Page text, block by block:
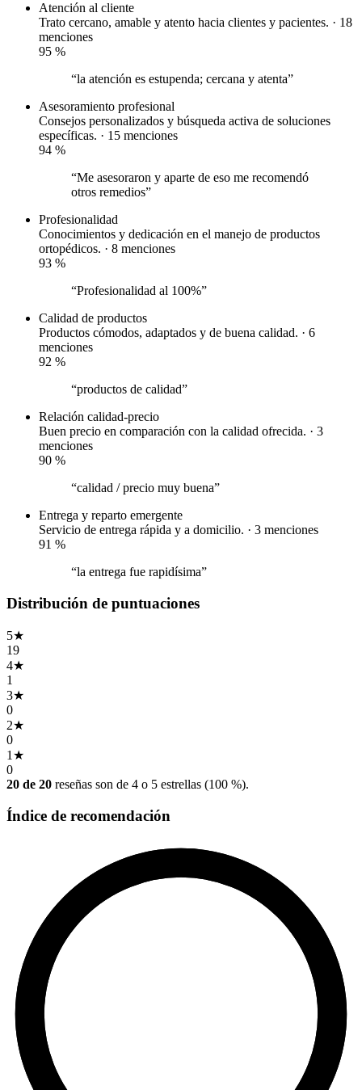
Atención al cliente
Trato cercano, amable y atento hacia clientes y pacientes. · 18
menciones
95 %
“la atención es estupenda; cercana y atenta”
Asesoramiento profesional
Consejos personalizados y búsqueda activa de soluciones
específicas. · 15 menciones
94 %
“Me asesoraron y aparte de eso me recomendó
otros remedios”
Profesionalidad
Conocimientos y dedicación en el manejo de productos
ortopédicos. · 8 menciones
93 %
“Profesionalidad al 100%”
Calidad de productos
Productos cómodos, adaptados y de buena calidad. · 6
menciones
92 %
“productos de calidad”
Relación calidad-precio
Buen precio en comparación con la calidad ofrecida. · 3
menciones
90 %
“calidad / precio muy buena”
Entrega y reparto emergente
Servicio de entrega rápida y a domicilio. · 3 menciones
91 %
“la entrega fue rapidísima”
Distribución de puntuaciones
5★
19
4★
1
3★
0
2★
0
1 ★
0
20 de 20 reseñas son de 4 o 5 estrellas (100 %).
Índice de recomendación